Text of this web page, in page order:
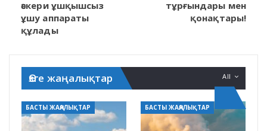
әскери ұшқышсыз
ұшу аппараты
құлады
тұрғындары мен
қонақтары!
All
Өзге жаңалықтар
БАСТЫ ЖАҢАЛЫҚТАР БАСТЫ ЖАҢАЛЫҚТАР